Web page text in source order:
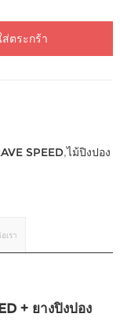
ตระกร้า
SPEED,ไม้ปิงปอง
เรา
+ ยางปิงปอง